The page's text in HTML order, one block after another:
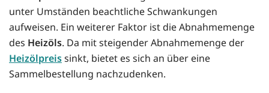
unter Umständen beachtliche Schwankungen
aufweisen. Ein weiterer Faktor ist die Abnahmemenge
des Heizöls. Da mit steigender Abnahmemenge der
Heizölpreissinkt, bietet es sich an über eine
Sammelbestellung nachzudenken.